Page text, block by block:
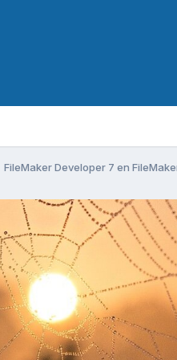
FileMaker Developer 7 en